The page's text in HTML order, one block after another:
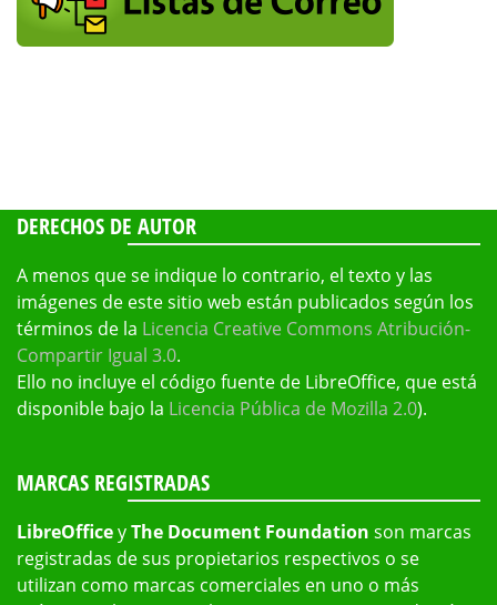
DERECHOS DE AUTOR
A menos que se indique lo contrario, el texto y las
imágenes de este sitio web están publicados según los
términos de la Licencia Creative Commons Atribución-
Compartir Igual 3.0.
Ello no incluye el código fuente de LibreOffice, que está
disponible bajo la Licencia Pública de Mozilla 2.0).
MARCAS REGISTRADAS
LibreOfficeyThe Document Foundation son marcas
registradas de sus propietarios respectivos o se
utilizan como marcas comerciales en uno o más